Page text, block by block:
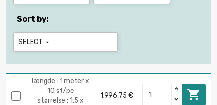
Sort by:
SELECT 
længde : 1 meter x
10 st/pc
størrelse : 1.5 x
1.996,75 € 